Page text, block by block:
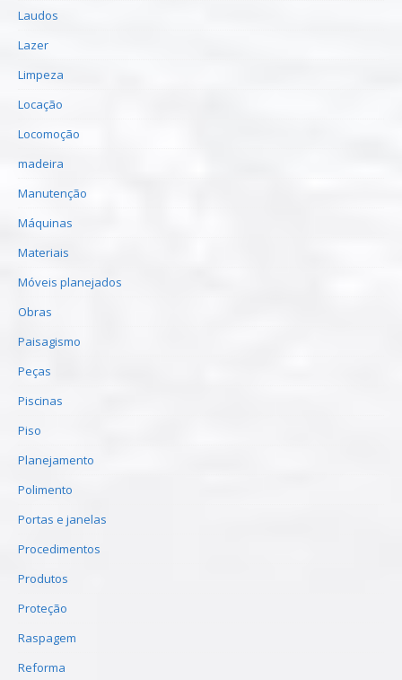
Laudos
Lazer
Limpeza
Locação
Locomoção
madeira
Manutenção
Máquinas
Materiais
Móveis planejados
Obras
Paisagismo
Peças
Piscinas
Piso
Planejamento
Polimento
Portas e janelas
Procedimentos
Produtos
Proteção
Raspagem
Reforma